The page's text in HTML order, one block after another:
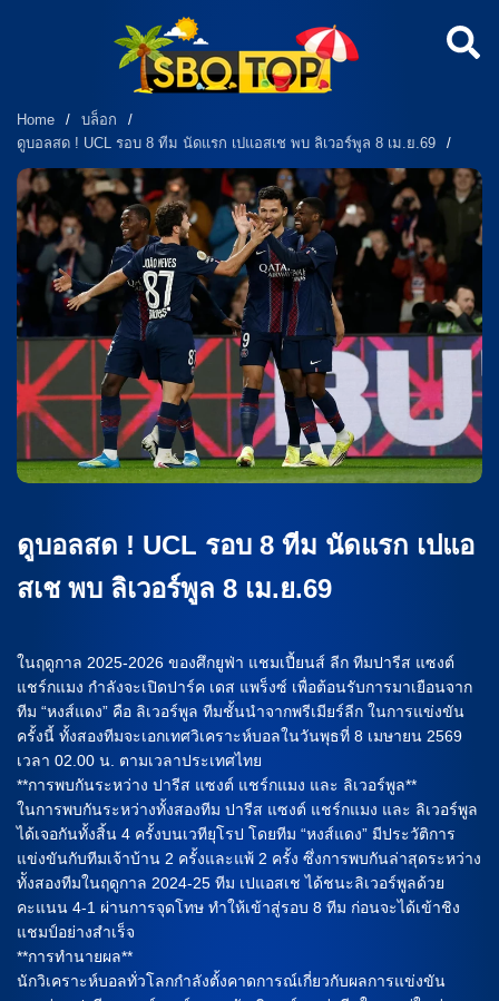
Home / บล็อก
/
ดูบอลสด ! UCL รอบ 8 ทีม นัดแรก เปแอสเช พบ ลิเวอร์พูล 8 เม.ย.69
/
ดูบอลสด ! UCL รอบ 8 ทีม นัดแรก เปแอ
สเช พบ ลิเวอร์พูล 8 เม.ย.69
ในฤดูกาล 2025-2026 ของศึกยูฟ่า แชมเปี้ยนส์ ลีก ทีมปารีส แซงต์
แชร์กแมง กำลังจะเปิดปาร์ค เดส แพร็งซ์ เพื่อต้อนรับการมาเยือนจาก
ทีม “หงส์แดง” คือ ลิเวอร์พูล ทีมชั้นนำจากพรีเมียร์ลีก ในการแข่งขัน
ครั้งนี้ ทั้งสองทีมจะเอกเทศวิเคราะห์บอลในวันพุธที่ 8 เมษายน 2569
เวลา 02.00 น. ตามเวลาประเทศไทย
**การพบกันระหว่าง ปารีส แซงต์ แชร์กแมง และ ลิเวอร์พูล**
ในการพบกันระหว่างทั้งสองทีม ปารีส แซงต์ แชร์กแมง และ ลิเวอร์พูล
ได้เจอกันทั้งสิ้น 4 ครั้งบนเวทียุโรป โดยทีม “หงส์แดง” มีประวัติการ
แข่งขันกับทีมเจ้าบ้าน 2 ครั้งและแพ้ 2 ครั้ง ซึ่งการพบกันล่าสุดระหว่าง
ทัังสองทีมในฤดูกาล 2024-25 ทีม เปแอสเช ได้ชนะลิเวอร์พูลด้วย
คะแนน 4-1 ผ่านการจุดโทษ ทำให้เข้าสู่รอบ 8 ทีม ก่อนจะได้เข้าชิง
แชมป์อย่างสำเร็จ
**การทำนายผล**
นักวิเคราะห์บอลทั่วโลกกำลังตั้งคาดการณ์เกี่ยวกับผลการแข่งขัน